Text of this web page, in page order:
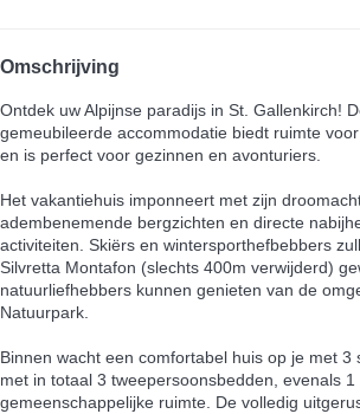
Omschrijving
Ontdek uw Alpijnse paradijs in St. Gallenkirch!
gemeubileerde accommodatie biedt ruimte
en is perfect voor gezinnen en avonturiers.
Het vakantiehuis imponneert met zijn
adembenemende bergzichten en directe
activiteiten. Skiërs en wintersporthefbebbers
Silvretta Montafon (slechts 400m verwijderd)
natuurliefhebbers kunnen genieten van de
Natuurpark.
Binnen wacht een comfortabel huis op je met 3
met in totaal 3 tweepersoonsbedden, evenals
gemeenschappelijke ruimte. De volledig